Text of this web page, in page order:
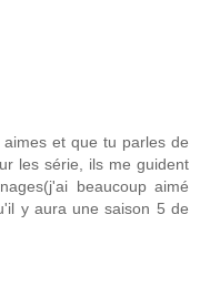
et que tu parles de
les série, ils me guident
beaucoup aimé
y aura une saison 5 de